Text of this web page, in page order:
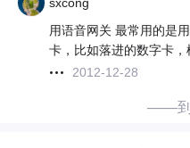
sxcong
用语音网关 最常用的是
卡，比如落进的数字卡，
2012-12-28
——